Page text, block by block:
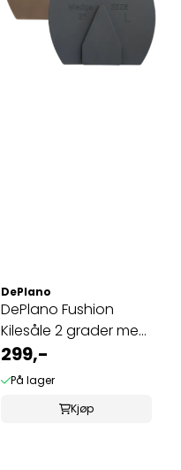
DePlano
DePlano Fushion
Kilesåle 2 grader med
...
299,-
På lager
Kjøp